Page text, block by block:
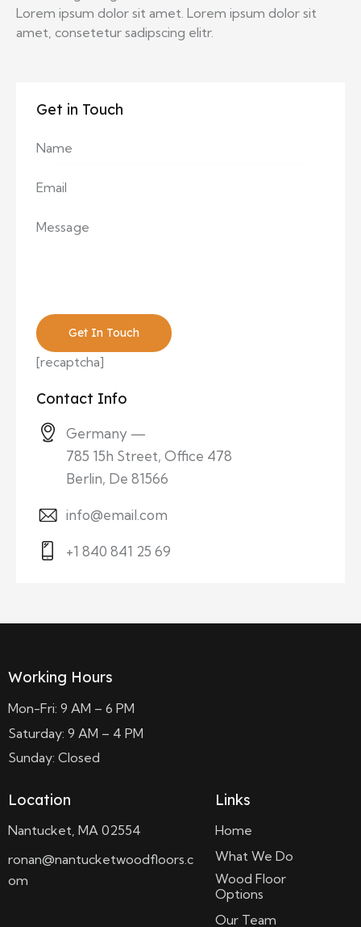
Lorem ipsum dolor sit amet. Lorem ipsum dolor sit
amet, consetetur sadipscing elitr.
Get in Touch
[recaptcha]
Contact Info
Germany —
785 15h Street, Office 478
Berlin, De 81566
info@email.com
+1 840 841 25 69
Working Hours
Mon-Fri: 9 AM – 6 PM
Saturday: 9 AM – 4 PM
Sunday: Closed
Location
Nantucket, MA 02554
ronan@nantucketwoodfloors.c
om
Links
Home
What We Do
Wood Floor
Options
Our Team